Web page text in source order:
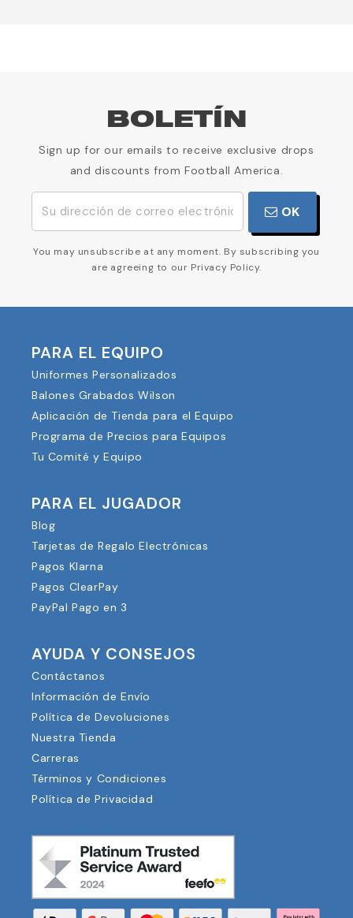
BOLETÍN
Sign up for our emails to receive exclusive drops
and discounts from Football America.
OK
You may unsubscribe at any moment. By subscribing you
are agreeing to our Privacy Policy.
PARA EL EQUIPO
Uniformes Personalizados
Balones Grabados Wilson
Aplicación de Tienda para el Equipo
Programa de Precios para Equipos
Tu Comité y Equipo
PARA EL JUGADOR
Blog
Tarjetas de Regalo Electrónicas
Pagos Klarna
Pagos ClearPay
PayPal Pago en 3
AYUDA Y CONSEJOS
Contáctanos
Información de Envío
Política de Devoluciones
Nuestra Tienda
Carreras
Términos y Condiciones
Política de Privacidad